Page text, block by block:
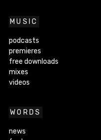
MUSIC
podcasts
premieres
free downloads
mixes
videos
WORDS
news